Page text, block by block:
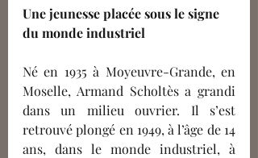
Une jeunesse placée sous le signe
du monde industriel
Né en 1935 à Moyeuvre-Grande, en
Moselle, Armand Scholtès a grandi
dans un milieu ouvrier. Il s’est
retrouvé plongé en 1949, à l’âge de 14
ans, dans le monde industriel, à